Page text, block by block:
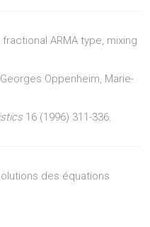
ARMA type, mixing
Oppenheim, Marie-
16 (1996) 311-336.
des équations